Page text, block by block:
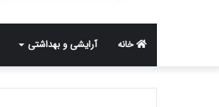
خانه آرایشی و بهداشتی